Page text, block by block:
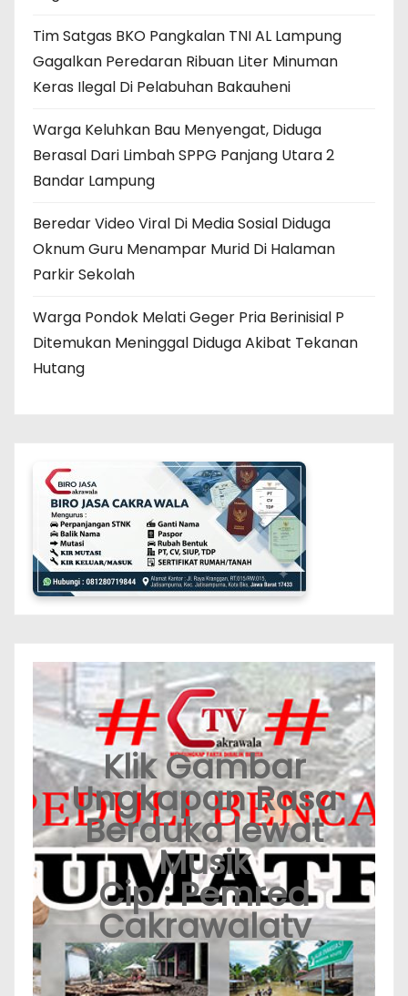
Tim Satgas BKO Pangkalan TNI AL Lampung
Gagalkan Peredaran Ribuan Liter Minuman
Keras Ilegal Di Pelabuhan Bakauheni
Warga Keluhkan Bau Menyengat, Diduga
Berasal Dari Limbah SPPG Panjang Utara 2
Bandar Lampung
Beredar Video Viral Di Media Sosial Diduga
Oknum Guru Menampar Murid Di Halaman
Parkir Sekolah
Warga Pondok Melati Geger Pria Berinisial P
Ditemukan Meninggal Diduga Akibat Tekanan
Hutang
Klik Gambar
Ungkapan Rasa
Berduka lewat
Musik
Cip : Pemred
Cakrawalatv